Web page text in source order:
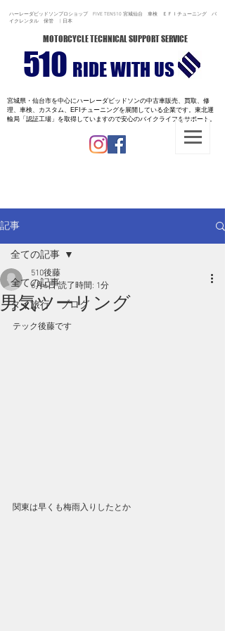
ハーレーダビッドソンプロショップ FIVE TEN510 宮城仙台 車検 ＥＦＩチューニング バ
イクレンタル 保管 | 日本
MOTORCYCLE TECHNICAL SUPPORT SERVICE
510 RIDE WITH US
宮城県・仙台市を中心にハーレーダビッドソンの中古車販売、買取、修
理、車検、カスタム、EFIチューニングを展開している企業です。 東北運
輸局「認証工場」を取得していますので安心のバイクライフをサポート。
記事
全ての記事
タイ旅行 ブログ
全ての記事
男気ツーリング
510後藤
6月6日 読了時間: 1分
テック後藤です
関東は早くも梅雨入りしたとか